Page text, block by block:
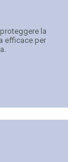
la
efficace per